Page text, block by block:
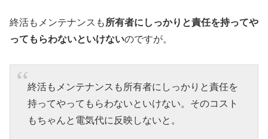
終活もメンテナンスも 所有者にしっかりと責任を持ってや
ってもらわないといけないのですが。
終活もメンテナンスも所有者にしっかりと責任を
持ってやってもらわないといけない。そのコスト
もちゃんと電気代に反映しないと。